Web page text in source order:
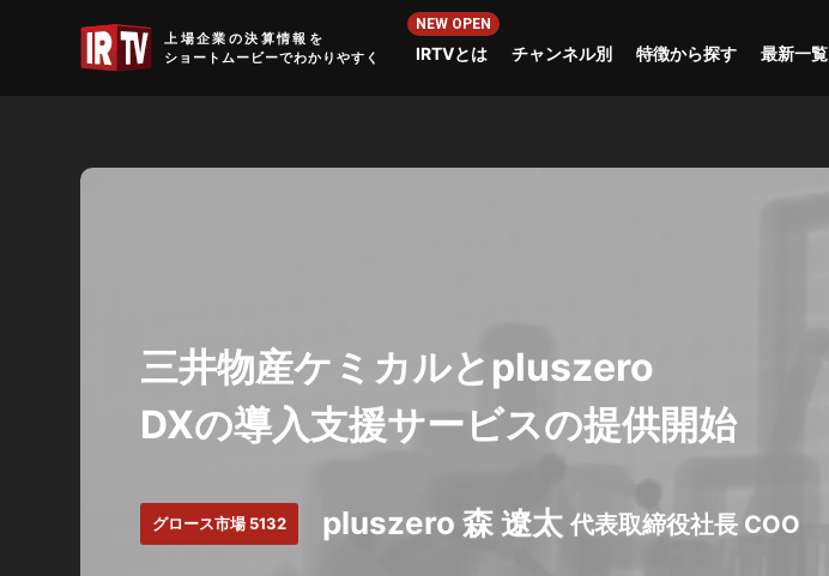
上場企業の決算情報を
ショートムービーでわかりやすく
IRTVとは チャンネル別 特徴から探す 最新一覧
三井物産ケミカルとpluszero
DXの導入支援サービスの提供開始
グロース市場 5132 pluszero 森 遼太代表取締役社長 COO